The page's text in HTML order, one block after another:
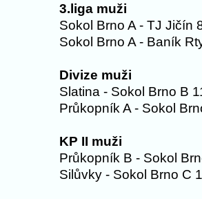
3.liga muži
Sokol Brno A - TJ Jičín
Sokol Brno A - Baník
Divize muži
Slatina - Sokol Brno B
Průkopník A - Sokol
KP II muži
Průkopník B - Sokol
Silůvky - Sokol Brno C